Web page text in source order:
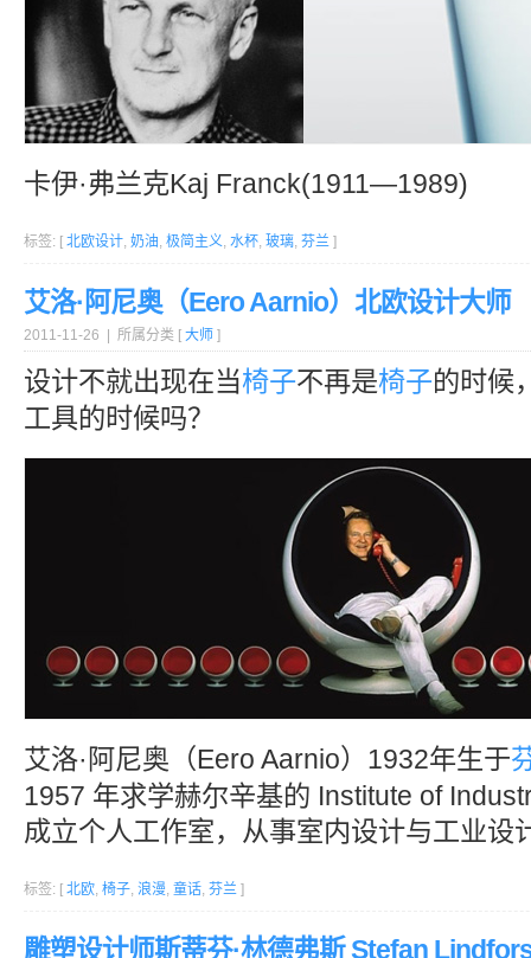
卡伊·弗兰克Kaj Franck(1911—1989)
标签: [ 北欧设计, 奶油, 极简主义, 水杯, 玻璃, 芬兰 ]
艾洛·阿尼奥（Eero Aarnio）北欧设计大师
2011-11-26 | 所属分类 [ 大师 ]
设计不就出现在当椅子不再是椅子的时候
工具的时候吗？
艾洛·阿尼奥（Eero Aarnio）1932年生于
1957 年求学赫尔辛基的 Institute of
成立个人工作室，从事室内设计与工业设
标签: [ 北欧, 椅子, 浪漫, 童话, 芬兰 ]
雕塑设计师斯蒂芬·林德弗斯 Stefan